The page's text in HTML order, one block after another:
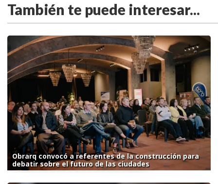
También te puede interesar...
Obrarq convocó a referentes de la construcción para
debatir sobre el futuro de las ciudades